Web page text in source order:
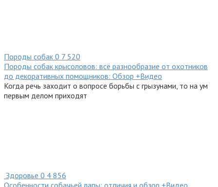
Породы собак 0 7 520
Породы собак крысоловов: всё разнообразие от охотников
до декоративных помощников: Обзор +Видео
Когда речь заходит о вопросе борьбы с грызунами, то на ум
первым делом приходят
Здоровье 0 4 856